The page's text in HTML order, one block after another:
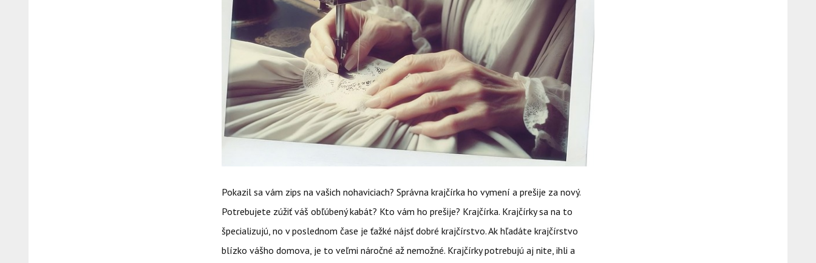
Pokazil sa vám zips na vašich nohaviciach? Správna krajčírka ho vymení a prešije za nový.
Potrebujete zúžiť váš obľúbený kabát? Kto vám ho prešije? Krajčírka. Krajčírky sa na to
špecializujú, no v poslednom čase je ťažké nájsť dobré krajčírstvo. Ak hľadáte krajčírstvo
blízko vášho domova, je to veľmi náročné až nemožné. Krajčírky potrebujú aj nite, ihli a